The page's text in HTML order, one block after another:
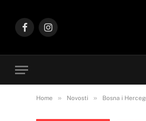
FacebookInstagram
Home » Novosti » Bosna i